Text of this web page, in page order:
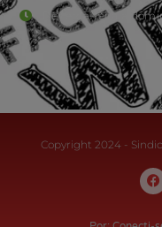
De terça-feira a
Copyright 2024 -